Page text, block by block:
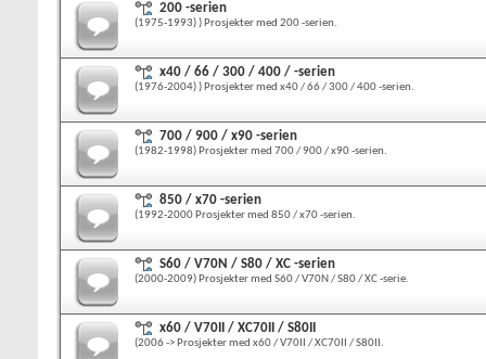
200 -serien
(1975-1993) ) Prosjekter med 200 -serien.
x40 / 66 / 300 / 400 / -serien
(1976-2004) ) Prosjekter med x40 / 66 / 300 / 400 -serien.
700 / 900 / x90 -serien
(1982-1998) Prosjekter med 700 / 900 / x90 -serien.
850 / x70 -serien
(1992-2000 Prosjekter med 850 / x70 -serien.
S60 / V70N / S80 / XC -serien
(2000-2009) Prosjekter med S60 / V70N / S80 / XC -serie.
x60 / V70II / XC70II / S80II
(2006 -> Prosjekter med x60 / V70II / XC70II / S80II.